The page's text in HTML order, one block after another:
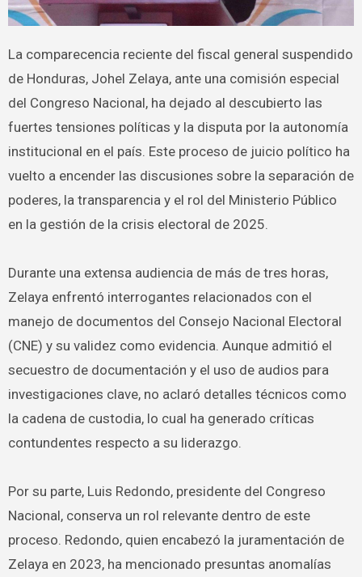
La comparecencia reciente del fiscal general suspendido
de Honduras, Johel Zelaya, ante una comisión especial
del Congreso Nacional, ha dejado al descubierto las
fuertes tensiones políticas y la disputa por la autonomía
institucional en el país. Este proceso de juicio político ha
vuelto a encender las discusiones sobre la separación de
poderes, la transparencia y el rol del Ministerio Público
en la gestión de la crisis electoral de 2025.
Durante una extensa audiencia de más de tres horas,
Zelaya enfrentó interrogantes relacionados con el
manejo de documentos del Consejo Nacional Electoral
(CNE) y su validez como evidencia. Aunque admitió el
secuestro de documentación y el uso de audios para
investigaciones clave, no aclaró detalles técnicos como
la cadena de custodia, lo cual ha generado críticas
contundentes respecto a su liderazgo.
Por su parte, Luis Redondo, presidente del Congreso
Nacional, conserva un rol relevante dentro de este
proceso. Redondo, quien encabezó la juramentación de
Zelaya en 2023, ha mencionado presuntas anomalías